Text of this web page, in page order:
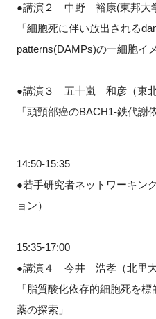
●講演２ 中野 裕康(東邦大
「細胞死に伴い放出される
patterns(DAMPs)の一細胞イ
●講演３ 五十嵐 和彦（東北
「頭頸部癌のBACH1-鉄代謝
14:50-15:35
●若手研究者ネットワーキン
ョン）
15:35-17:00
●講演４ 今井 浩孝（北里大
「脂質酸化依存的細胞死を
薬の探索」